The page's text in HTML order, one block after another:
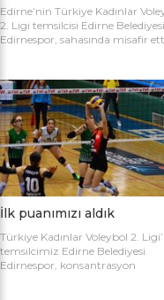
Edirne’nin Türkiye Kadınlar
2. Ligi temsilcisi Edirne Belediyesi
Edirnespor, sahasında misafir
temsilcimiz Edirne Belediyesi
Edirnespor, Mimar Sinan Spor
Salonu’nda Manisa Salihli
Belediyespor’la karşılaştı.
sahaya şu kadrolarla çıktılar:
Belediyesi Edirnespor: Simge,
Sibel, Cere, Simge, Yaren,
Selay, Kübra, Deniz Salihli
Spor: […]
İlk puanımızı aldık
Türkiye Kadınlar Voleybol 2.
temsilcimiz Edirne Belediyesi
Edirnespor, konsantrasyon